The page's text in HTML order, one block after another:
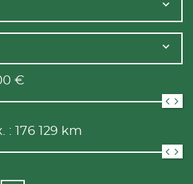
€
: 176 129 km